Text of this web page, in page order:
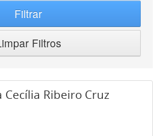
Filtrar
Filtros
Cecília Ribeiro Cruz